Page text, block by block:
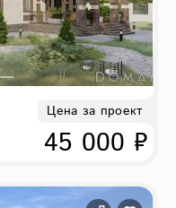
Цена за проект
45 000 ₽